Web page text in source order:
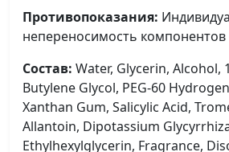
Противопоказания:
непереносимость компонентов
Состав: Water, Glycerin, Alcohol,
Butylene Glycol, PEG-60
Xanthan Gum, Salicylic Acid,
Allantoin, Dipotassium
Ethylhexylglycerin, Fragrance,